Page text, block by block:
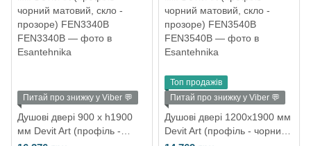
Питай про знижку у Viber 💬
Душові двері 900 х h1900
мм Devit Art (профіль -
Топ продажів
Питай про знижку у Viber 💬
Душові двері 1200х1900 мм
Devit Art (профіль - чорний